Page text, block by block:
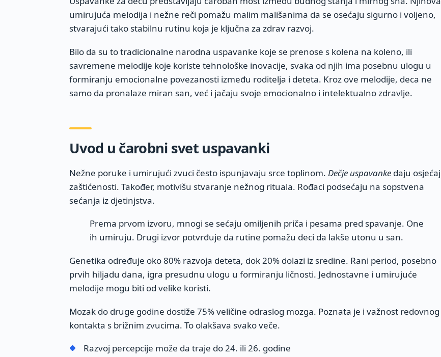
umirujuća melodija i nežne reči pomažu malim mališanima da se osećaju sigurno i voljeno,
stvarajući tako stabilnu rutinu koja je ključna za zdrav razvoj.
Bilo da su to tradicionalne narodna uspavanke koje se prenose s kolena na koleno, ili
savremene melodije koje koriste tehnološke inovacije, svaka od njih ima posebnu ulogu u
formiranju emocionalne povezanosti između roditelja i deteta. Kroz ove melodije, deca ne
samo da pronalaze miran san, već i jačaju svoje emocionalno i intelektualno zdravlje.
Uvod u čarobni svet uspavanki
Nežne poruke i umirujući zvuci često ispunjavaju srce toplinom. Dečje uspavanke daju osjećaj
zaštićenosti. Također, motivišu stvaranje nežnog rituala. Rođaci podsećaju na sopstvena
sećanja iz djetinjstva.
Prema prvom izvoru, mnogi se sećaju omiljenih priča i pesama pred spavanje. One
ih umiruju. Drugi izvor potvrđuje da rutine pomažu deci da lakše utonu u san.
Genetika određuje oko 80% razvoja deteta, dok 20% dolazi iz sredine. Rani period, posebno
prvih hiljadu dana, igra presudnu ulogu u formiranju ličnosti. Jednostavne i umirujuće
melodije mogu biti od velike koristi.
Mozak do druge godine dostiže 75% veličine odraslog mozga. Poznata je i važnost redovnog
kontakta s brižnim zvucima. To olakšava svako veče.
Razvoj percepcije može da traje do 24. ili 26. godine